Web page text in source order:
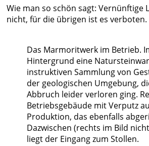
Wie man so schön sagt: Vernünftige
nicht, für die übrigen ist es verboten.
Das Marmoritwerk im Betrieb.
Hintergrund eine
instruktiven Sammlung von
der geologischen Umgebung,
Abbruch leider verloren ging.
Betriebsgebäude mit Verputz
Produktion, das ebenfalls
Dazwischen (rechts im Bild
liegt der Eingang zum Stollen.